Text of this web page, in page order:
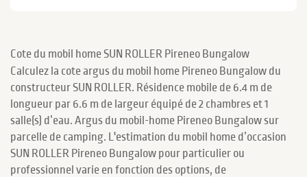
Cote du mobil home SUN ROLLER Pireneo Bungalow
Calculez la cote argus du mobil home Pireneo Bungalow du
constructeur SUN ROLLER. Résidence mobile de 6.4 m de
longueur par 6.6 m de largeur équipé de 2 chambres et 1
salle(s) d’eau. Argus du mobil-home Pireneo Bungalow sur
parcelle de camping. L'estimation du mobil home d’occasion
SUN ROLLER Pireneo Bungalow pour particulier ou
professionnel varie en fonction des options, de